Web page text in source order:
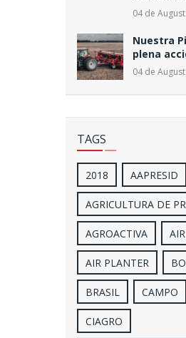
04 de
Nuestra
plena
04 de
TAGS
2018 AAPRESID
AGRICULTURA DE
AGROACTIVA
AIR PLANTER
BRASIL CAMPO
CIAGRO